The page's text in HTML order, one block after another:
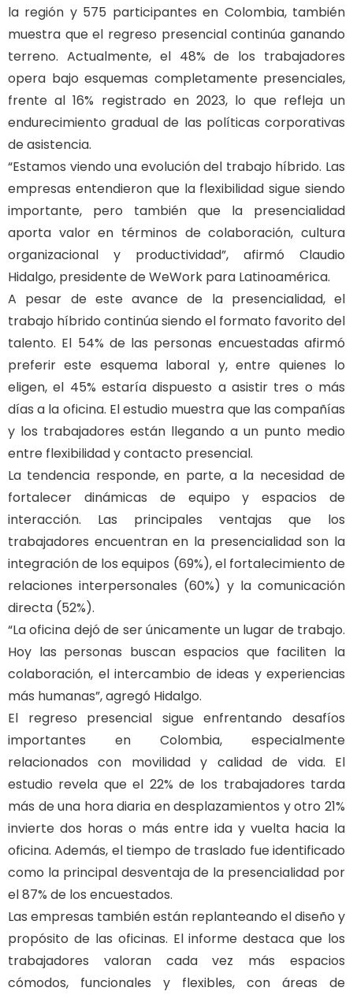
la región y 575 participantes en Colombia, también
muestra que el regreso presencial continúa ganando
terreno. Actualmente, el 48% de los trabajadores
opera bajo esquemas completamente presenciales,
frente al 16% registrado en 2023, lo que refleja un
endurecimiento gradual de las políticas corporativas
de asistencia.
“Estamos viendo una evolución del trabajo híbrido. Las
empresas entendieron que la flexibilidad sigue siendo
importante, pero también que la presencialidad
aporta valor en términos de colaboración, cultura
organizacional y productividad”, afirmó Claudio
Hidalgo, presidente de WeWork para Latinoamérica.
A pesar de este avance de la presencialidad, el
trabajo híbrido continúa siendo el formato favorito del
talento. El 54% de las personas encuestadas afirmó
preferir este esquema laboral y, entre quienes lo
eligen, el 45% estaría dispuesto a asistir tres o más
días a la oficina. El estudio muestra que las compañías
y los trabajadores están llegando a un punto medio
entre flexibilidad y contacto presencial.
La tendencia responde, en parte, a la necesidad de
fortalecer dinámicas de equipo y espacios de
interacción. Las principales ventajas que los
trabajadores encuentran en la presencialidad son la
integración de los equipos (69%), el fortalecimiento de
relaciones interpersonales (60%) y la comunicación
directa (52%).
“La oficina dejó de ser únicamente un lugar de trabajo.
Hoy las personas buscan espacios que faciliten la
colaboración, el intercambio de ideas y experiencias
más humanas”, agregó Hidalgo.
El regreso presencial sigue enfrentando desafíos
importantes en Colombia, especialmente
relacionados con movilidad y calidad de vida. El
estudio revela que el 22% de los trabajadores tarda
más de una hora diaria en desplazamientos y otro 21%
invierte dos horas o más entre ida y vuelta hacia la
oficina. Además, el tiempo de traslado fue identificado
como la principal desventaja de la presencialidad por
el 87% de los encuestados.
Las empresas también están replanteando el diseño y
propósito de las oficinas. El informe destaca que los
trabajadores valoran cada vez más espacios
cómodos, funcionales y flexibles, con áreas de